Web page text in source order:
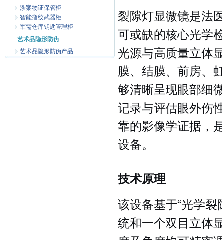
涉案物证保管柜
智能指纹武器柜
军需仓库钥匙管理柜
艺术品隐形防伪
艺术品隐形防伪产品
裂隙灯显微镜是法
可或缺的核心光学
光源与高质量立体
膜、结膜、前房、
够清晰呈现眼部细
记录与评估眼外伤
靠的影像学证据，
设备。
技术原理
该设备基于“光学
统和一个双目立体